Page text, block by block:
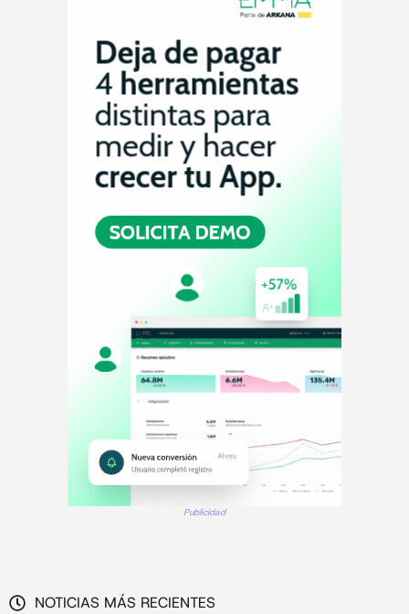
Publicidad
NOTICIAS MÁS RECIENTES